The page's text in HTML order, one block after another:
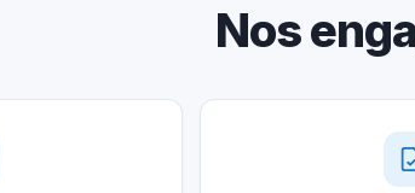
Nos